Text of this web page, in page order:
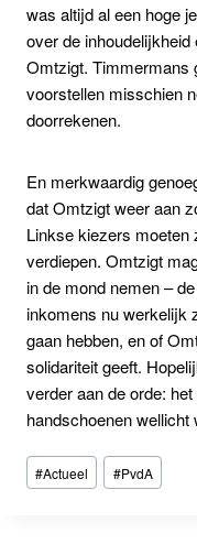
was altijd al een hoge
over de
Omtzigt. Timmermans
voorstellen misschien
doorrekenen.
En merkwaardig
dat Omtzigt weer aan
Linkse kiezers moeten
verdiepen. Omtzigt
in de mond nemen –
inkomens nu werkelijk
gaan hebben, en of
solidariteit geeft.
verder aan de orde:
handschoenen wellicht
Bericht
tags:
#Actueel #PvdA